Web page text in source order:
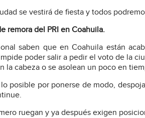
se vestirá de fiesta y todos
remora del PRI en Coahuila.
saben que en Coahuila están
poder salir a pedir el voto de la
la cabeza o se asolean un poco en
posible por ponerse de modo,
ruegan y ya después exigen